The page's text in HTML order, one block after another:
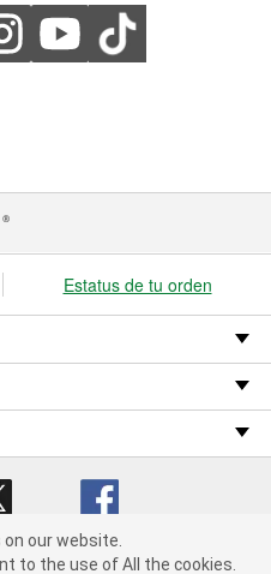
clicking "Accept", you consent
®
Estatus de tu orden
v OST_3.2.0.0.729 (3) cv1361
our website.
to the use of All the cookies.